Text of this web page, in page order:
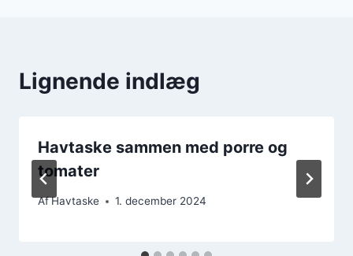
Lignende indlæg
Havtaske sammen med porre og
tomater
AfHavtaske 1. december 2024